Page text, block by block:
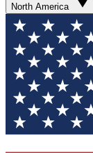
North America